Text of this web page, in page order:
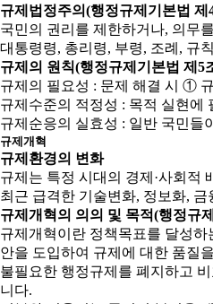
규제법정주의(행정규제기본법 제
국민의 권리를 제한하거나, 의무
대통령령, 총리령, 부령, 조례, 규
규제의 원칙(행정규제기본법 제5
규제의 필요성 : 문제 해결 시 ①
규제수준의 적정성 : 목적 실현에
규제순응의 실효성 : 일반 국민들
규제개혁
규제환경의 변화
규제는 특정 시대의 경제·사회적
최근 급격한 기술변화, 정보화,
규제개혁의 의의 및 목적(행정규
규제개혁이란 정책목표를 달성
안을 도입하여 규제에 대한 품질
불필요한 행정규제를 폐지하고
니다.